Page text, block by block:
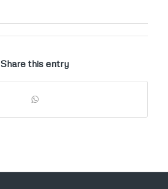
Share this entry